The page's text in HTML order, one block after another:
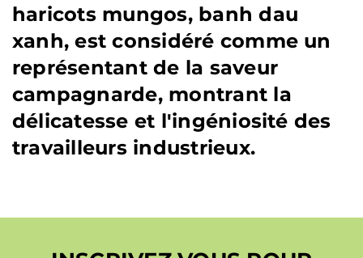
haricots mungos, banh dau
xanh, est considéré comme un
représentant de la saveur
campagnarde, montrant la
délicatesse et l'ingéniosité des
travailleurs industrieux.